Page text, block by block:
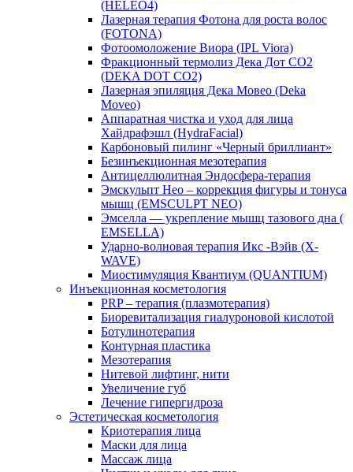
(HELEO4)
Лазерная терапия Фотона для роста волос
(FOTONA)
Фотоомоложение Виора (IPL Viora)
Фракционный термолиз Дека Дот СО2
(DEKA DOT CO2)
Лазерная эпиляция Дека Мовео (Deka
Moveo)
Аппаратная чистка и уход для лица
Хайдрафэшл (HydraFacial)
Карбоновый пилинг «Черный бриллиант»
Безинъекционная мезотерапия
Антицеллюлитная Эндосфера-терапия
Эмскульпт Нео – коррекция фигуры и тонуса
мышц (EMSCULPT NEO)
Эмселла — укрепление мышц тазового дна (
EMSELLA)
Ударно-волновая терапия Икс -Вэйв (X-
WAVE)
Миостимуляция Квантиум (QUANTIUM)
Инъекционная косметология
PRP – терапия (плазмотерапия)
Биоревитализация гиалуроновой кислотой
Ботулинотерапия
Контурная пластика
Мезотерапия
Нитевой лифтинг, нити
Увеличение губ
Лечение гипергидроза
Эстетическая косметология
Криотерапия лица
Маски для лица
Массаж лица